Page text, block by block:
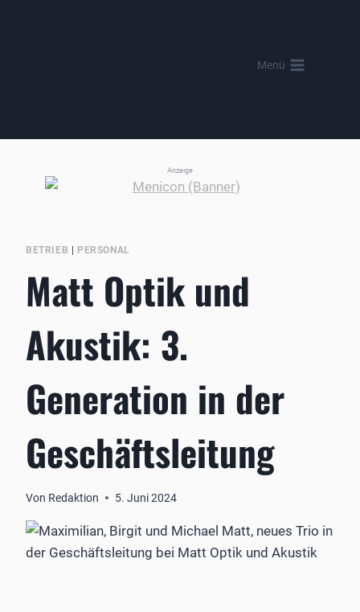
Menü
Anzeige
BETRIEB PERSONAL
Matt Optik und
Akustik: 3.
Generation in der
Geschäftsleitung
Von Redaktion 5. Juni 2024